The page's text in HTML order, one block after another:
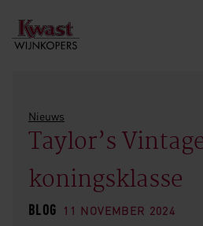
Nieuws
Taylor’s
koningsklasse
BLOG 11 NOVEMBER 2024